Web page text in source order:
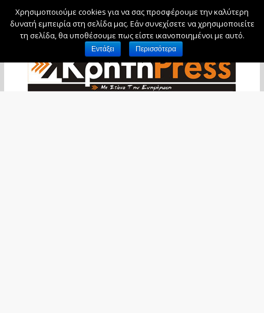
Παρασκευή, 7 Αυγούστου, 2026
Χρησιμοποιούμε cookies για να σας προσφέρουμε την καλύτερη
δυνατή εμπειρία στη σελίδα μας. Εάν συνεχίσετε να χρησιμοποιείτε
τη σελίδα, θα υποθέσουμε πως είστε ικανοποιημένοι με αυτό.
Εντάξει Περισσότερα